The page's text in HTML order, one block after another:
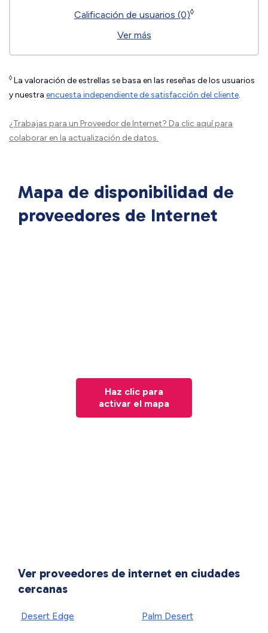
Calificación de usuarios (0)◊
Ver más
◊ La valoración de estrellas se basa en las reseñas de los usuarios
y nuestra encuesta independiente de satisfacción del cliente.
¿Trabajas para un Proveedor de Internet? Da clic aquípara
colaborar en la actualización de datos.
Mapa de disponibilidad de
proveedores de Internet
Haz clic para
activar el mapa
Ver proveedores de internet en ciudades
cercanas
Desert Edge
Palm Desert